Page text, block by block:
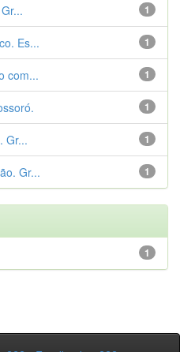
1
1
Es...
1
com...
1
1
Gr...
1
Gr...
1